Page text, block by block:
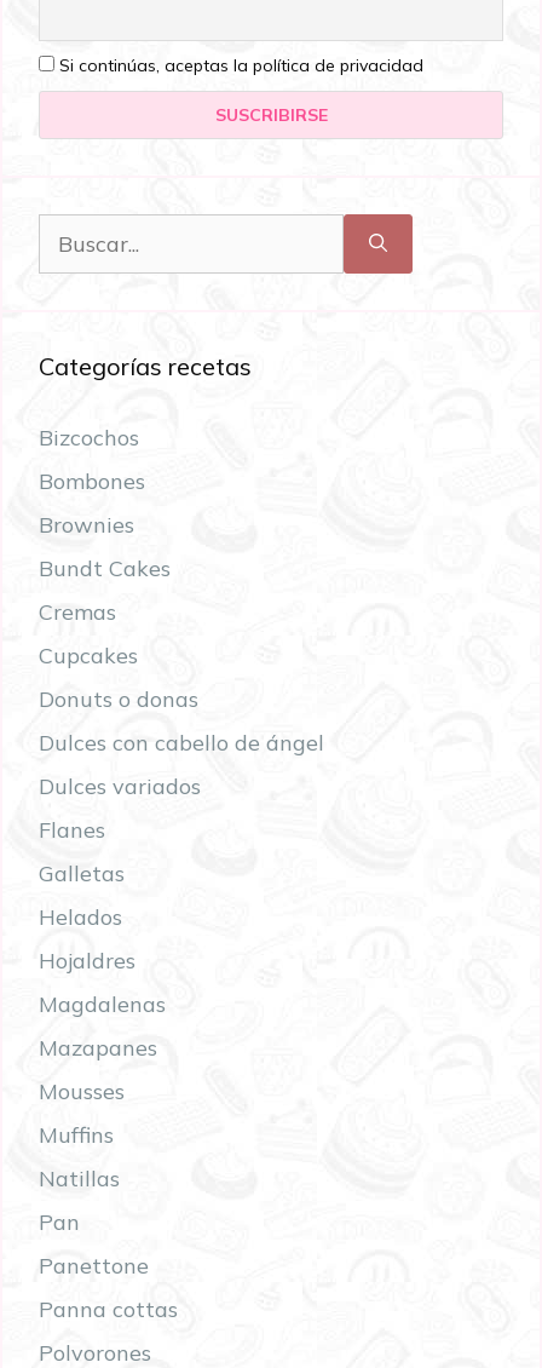
Si continúas, aceptas la política de privacidad
Categorías recetas
Bizcochos
Bombones
Brownies
Bundt Cakes
Cremas
Cupcakes
Donuts o donas
Dulces con cabello de ángel
Dulces variados
Flanes
Galletas
Helados
Hojaldres
Magdalenas
Mazapanes
Mousses
Muffins
Natillas
Pan
Panettone
Panna cottas
Polvorones